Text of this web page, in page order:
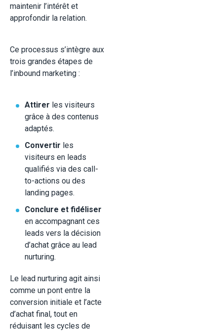
maintenir l’intérêt et
approfondir la relation.
Ce processus s’intègre aux
trois grandes étapes de
l’inbound marketing :
Attirer les visiteurs
grâce à des contenus
adaptés.
Convertir les
visiteurs en leads
qualifiés via des call-
to-actions ou des
landing pages.
Conclure et fidéliser
en accompagnant ces
leads vers la décision
d’achat grâce au lead
nurturing.
Le lead nurturing agit ainsi
comme un pont entre la
conversion initiale et l’acte
d’achat final, tout en
réduisant les cycles de